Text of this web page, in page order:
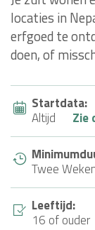
locaties in
erfgoed te
doen, of
Startdata:
Altijd
Zie
Twee
Leeftijd:
16 of ouder